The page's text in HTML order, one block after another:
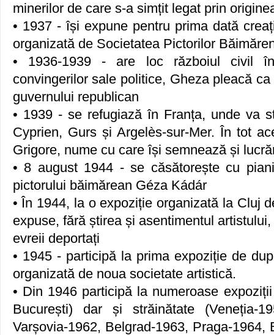
minerilor de care s-a simțit legat prin
• 1937 - își expune pentru prima dată
organizată de Societatea Pictorilor
• 1936-1939 - are loc războiul civil
convingerilor sale politice, Gheza pleacă
guvernului republican
• 1939 - se refugiază în Franța, unde va
Cyprien, Gurs și Argelès-sur-Mer. În tot
Grigore, nume cu care își semnează și
• 8 august 1944 - se căsătorește cu
pictorului băimărean Géza Kádár
• În 1944, la o expoziție organizată la Cluj
expuse, fără știrea și asentimentul
evreii deportați
• 1945 - participă la prima expoziție de
organizată de noua societate artistică.
• Din 1946 participă la numeroase
București) dar și străinătate (Veneția-
Varșovia-1962, Belgrad-1963, Praga-1964,